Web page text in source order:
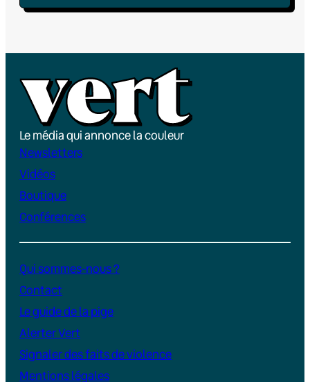
Le média qui annonce la couleur
Newsletters
Vidéos
Boutique
Conférences
Qui sommes-nous ?
Contact
Le guide de la pige
Alerter Vert
Signaler des faits de violence
Mentions légales